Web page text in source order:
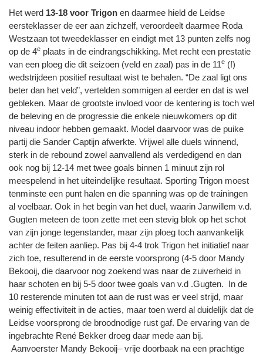
Het werd 13-18 voor Trigon en daarmee hield de Leidse
eersteklasser de eer aan zichzelf, veroordeelt daarmee Roda
Westzaan tot tweedeklasser en eindigt met 13 punten zelfs nog
op de 4e plaats in de eindrangschikking. Met recht een prestatie
van een ploeg die dit seizoen (veld en zaal) pas in de 11e (!)
wedstrijdeen positief resultaat wist te behalen. “De zaal ligt ons
beter dan het veld”, vertelden sommigen al eerder en dat is wel
gebleken. Maar de grootste invloed voor de kentering is toch wel
de beleving en de progressie die enkele nieuwkomers op dit
niveau indoor hebben gemaakt. Model daarvoor was de puike
partij die Sander Captijn afwerkte. Vrijwel alle duels winnend,
sterk in de rebound zowel aanvallend als verdedigend en dan
ook nog bij 12-14 met twee goals binnen 1 minuut zijn rol
meespelend in het uiteindelijke resultaat. Sporting Trigon moest
tenminste een punt halen en die spanning was op de trainingen
al voelbaar. Ook in het begin van het duel, waarin Janwillem v.d.
Gugten meteen de toon zette met een stevig blok op het schot
van zijn jonge tegenstander, maar zijn ploeg toch aanvankelijk
achter de feiten aanliep. Pas bij 4-4 trok Trigon het initiatief naar
zich toe, resulterend in de eerste voorsprong (4-5 door Mandy
Bekooij, die daarvoor nog zoekend was naar de zuiverheid in
haar schoten en bij 5-5 door twee goals van v.d .Gugten. In de
10 resterende minuten tot aan de rust was er veel strijd, maar
weinig effectiviteit in de acties, maar toen werd al duidelijk dat de
Leidse voorsprong de broodnodige rust gaf. De ervaring van de
ingebrachte René Bekker droeg daar mede aan bij.
Aanvoerster Mandy Bekooij– vrije doorbaak na een prachtige